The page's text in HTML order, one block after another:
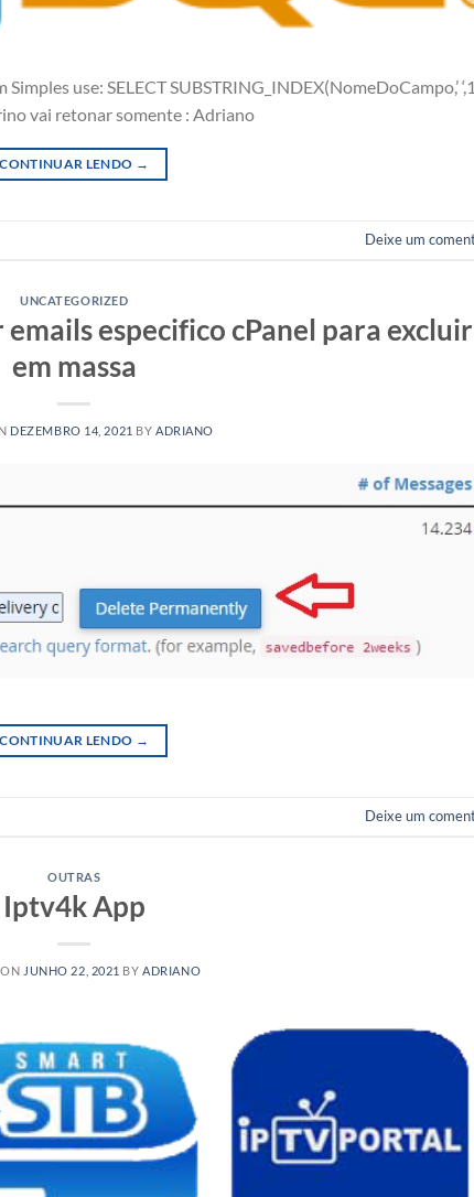
use: SELECT SUBSTRING_INDEX(NomeDoCampo,’
vai retonar somente : Adriano
CONTINUAR LENDO →
Deixe um
UNCATEGORIZED
especifico cPanel para excluir
em massa
DEZEMBRO 14, 2021 BY ADRIANO
CONTINUAR LENDO →
Deixe um
OUTRAS
Iptv4k App
JUNHO 22, 2021 BYADRIANO